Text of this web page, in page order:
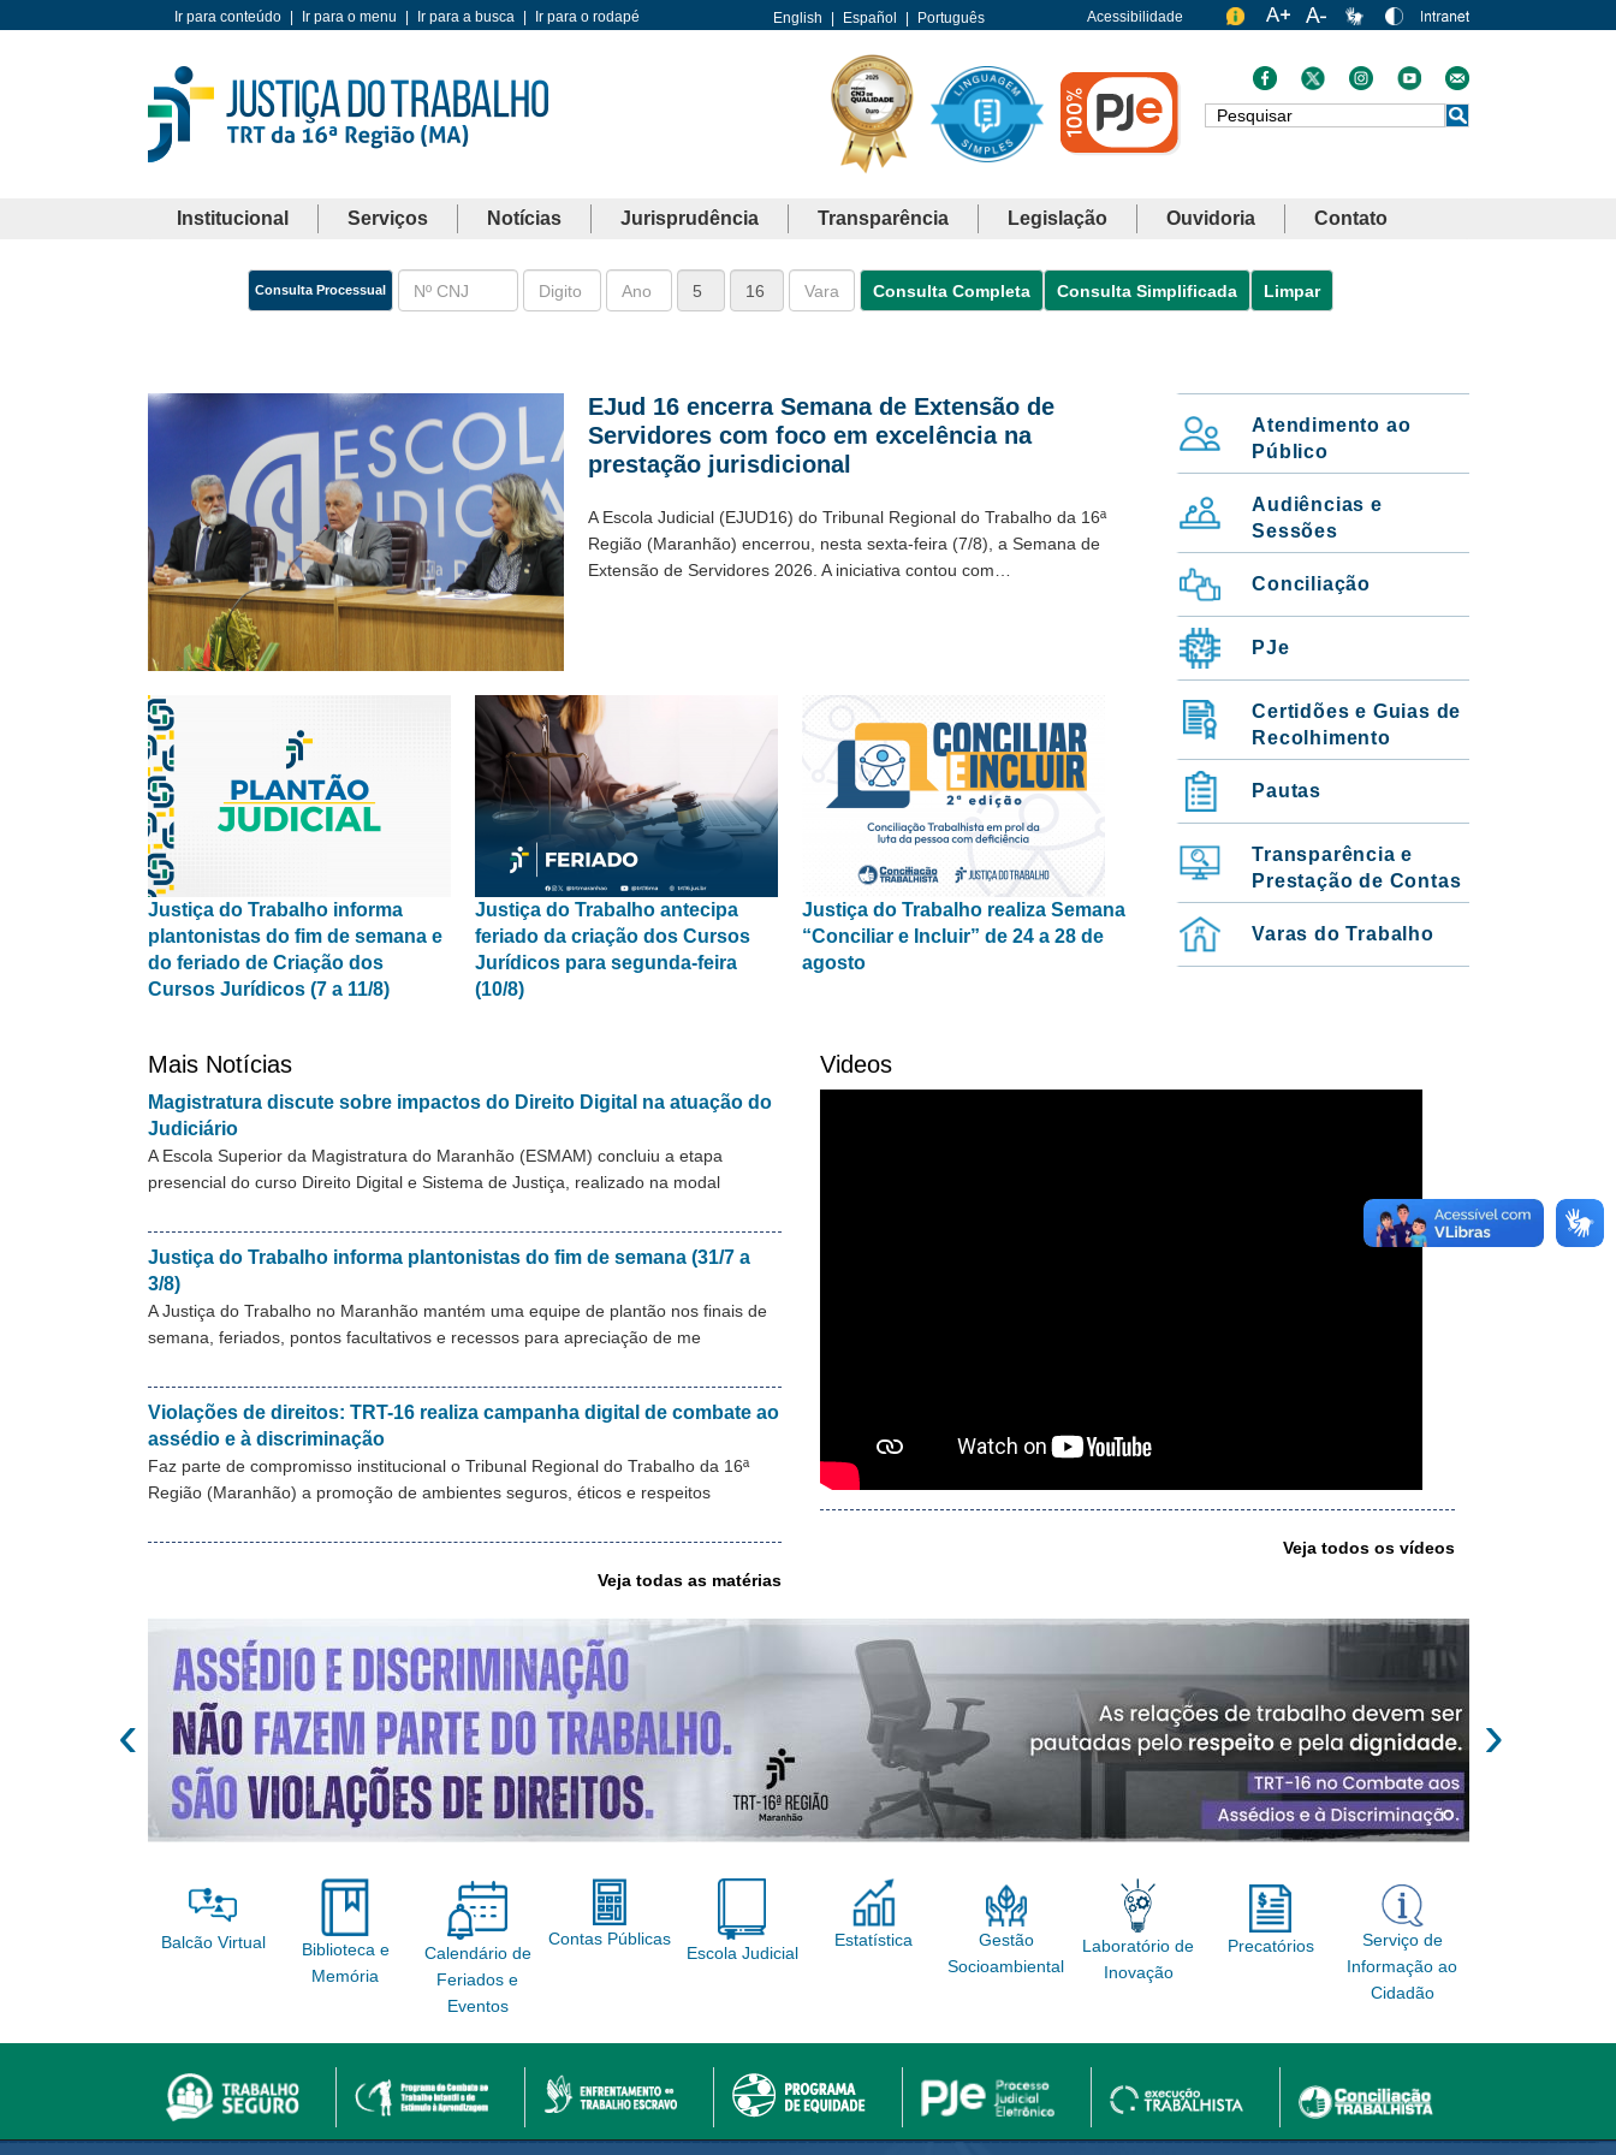
Ir para conteúdo Ir para o menu Ir para a busca Ir para o rodapé English Español Português Acessibilidade
Busca
Institucional Serviços Notícias Jurisprudência Transparência Legislação Ouvidoria Contato
Consulta Processual Consulta Completa Consulta Simplificada Limpar
EJud 16 encerra Semana de Extensão de
Servidores com foco em excelência na
prestação jurisdicional
A Escola Judicial (EJUD16) do Tribunal Regional do Trabalho da 16ª
Região (Maranhão) encerrou, nesta sexta-feira (7/8), a Semana de
Extensão de Servidores 2026. A iniciativa contou com…
Justiça do Trabalho informa
plantonistas do fim de semana e
do feriado de Criação dos
Cursos Jurídicos (7 a 11/8)
Justiça do Trabalho antecipa
feriado da criação dos Cursos
Jurídicos para segunda-feira
(10/8)
Justiça do Trabalho realiza Semana
“Conciliar e Incluir” de 24 a 28 de
agosto
MENU: SERVIÇOS VERTICAL
Atendimento ao
Público
Audiências e
Sessões
Conciliação
PJe
Certidões e Guias de
Recolhimento
Pautas
Transparência e
Prestação de Contas
Varas do Trabalho
Mais Notícias
Magistratura discute sobre impactos do Direito Digital na atuação do
Judiciário
A Escola Superior da Magistratura do Maranhão (ESMAM) concluiu a etapa
presencial do curso Direito Digital e Sistema de Justiça, realizado na modal
Justiça do Trabalho informa plantonistas do fim de semana (31/7 a
3/8)
A Justiça do Trabalho no Maranhão mantém uma equipe de plantão nos finais de
semana, feriados, pontos facultativos e recessos para apreciação de me
Violações de direitos: TRT-16 realiza campanha digital de combate ao
assédio e à discriminação
Faz parte de compromisso institucional o Tribunal Regional do Trabalho da 16ª
Região (Maranhão) a promoção de ambientes seguros, éticos e respeitos
Veja todas as matérias
Videos
Veja todos os vídeos
‹ ›
Balcão Virtual
Biblioteca e
Memória
Calendário de
Feriados e
Eventos
Contas Públicas
Escola Judicial
Estatística
Gestão
Socioambiental
Laboratório de
Inovação
Precatórios
Serviço de
Informação ao
Cidadão